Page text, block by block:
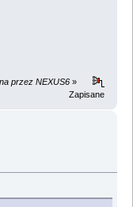
przez NEXUS6 »
Zapisane